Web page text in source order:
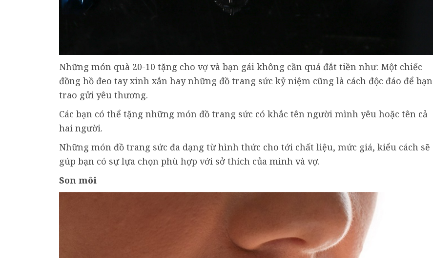
Những món quà 20-10 tặng cho vợ và bạn gái không cần quá đắt tiền như: Một chiếc
đồng hồ đeo tay xinh xắn hay những đồ trang sức kỷ niệm cũng là cách độc đáo để bạn
trao gửi yêu thương.
Các bạn có thể tặng những món đồ trang sức có khắc tên người mình yêu hoặc tên cả
hai người.
Những món đồ trang sức đa dạng từ hình thức cho tới chất liệu, mức giá, kiểu cách sẽ
gúp bạn có sự lựa chọn phù hợp với sở thích của mình và vợ.
Son môi